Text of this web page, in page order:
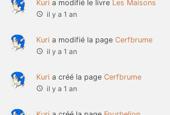
Kuri a modifié le livre Les Maisons
il y a 1 an
Kuri a modifié la page Cerfbrume
il y a 1 an
Kuri a créé la page Cerfbrume
il y a 1 an